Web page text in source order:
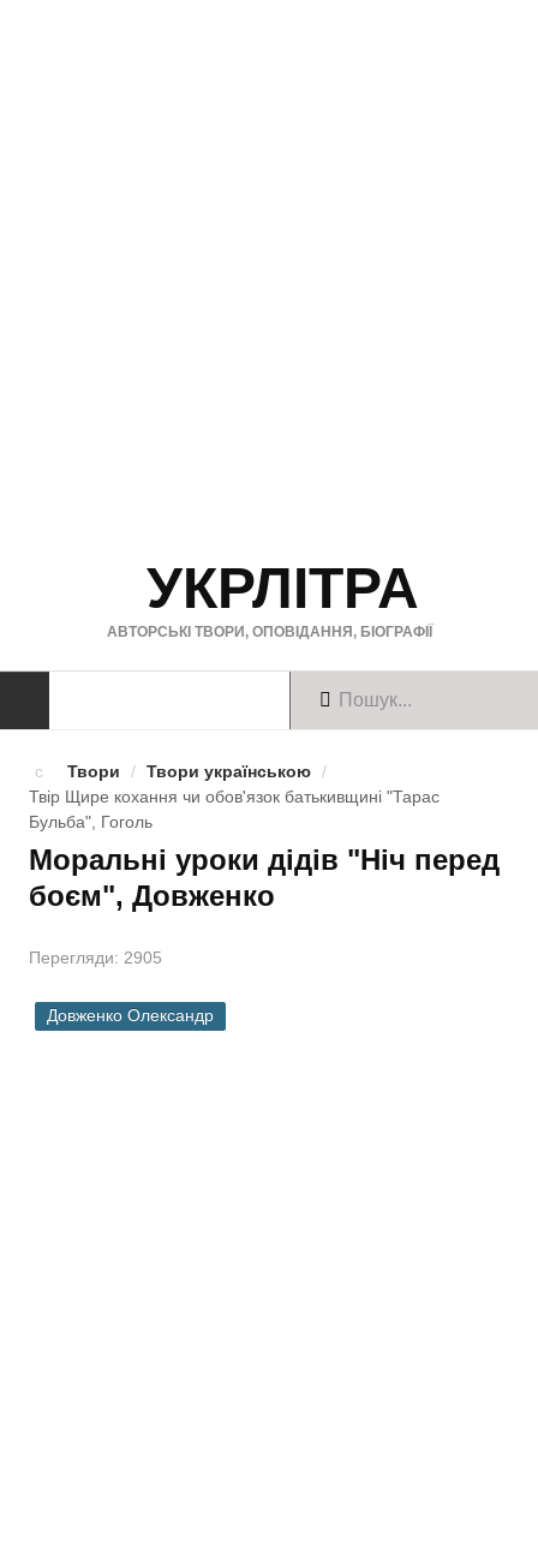
УКРЛІТРА
АВТОРСЬКІ ТВОРИ, ОПОВІДАННЯ, БІОГРАФІЇ
Твори українською
Твори англійською
Твори німецькою
БІОГРАФІЇ
Українські письменники
Твори / Твори українською /
Твір Щире кохання чи обов'язок батькивщинi "Тарас
Бульба", Гоголь
Моральні уроки дідів "Ніч перед
боєм", Довженко
Перегляди: 2905
Довженко Олександр